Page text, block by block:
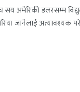
अमेरिकी डलरसम्म
जानेलाई